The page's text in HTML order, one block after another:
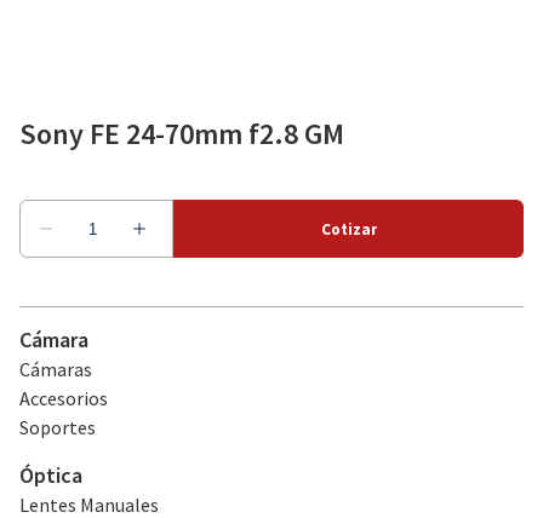
Como alquilar
Sony FE 24-70mm f2.8 GM
Cámara
Cámaras
Accesorios
Soportes
Óptica
Lentes Manuales